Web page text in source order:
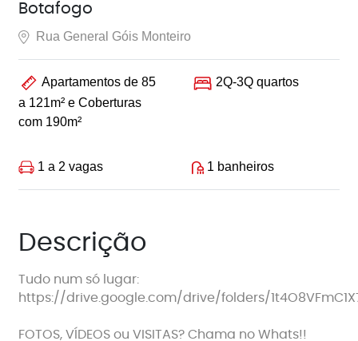
Botafogo
Rua General Góis Monteiro
Apartamentos de 85
a 121m² e Coberturas
com 190m²
2Q-3Q quartos
1 a 2 vagas 1 banheiros
Descrição
Tudo num só lugar:
https://drive.google.com/drive/folders/
FOTOS, VÍDEOS ou VISITAS? Chama no Whats!!